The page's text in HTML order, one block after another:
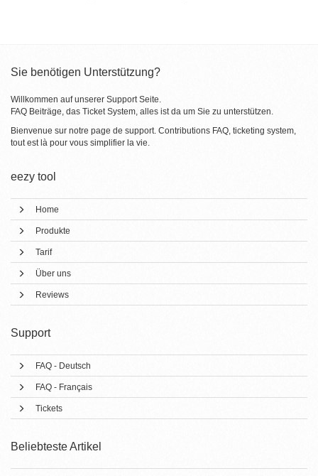
Sie benötigen Unterstützung?
Willkommen auf unserer Support Seite.
FAQ Beiträge, das Ticket System, alles ist da um Sie zu unterstützen.
Bienvenue sur notre page de support. Contributions FAQ, ticketing system,
tout est là pour vous simplifier la vie.
eezy tool
Home
Produkte
Tarif
Über uns
Reviews
Support
FAQ - Deutsch
FAQ - Français
Tickets
Beliebteste Artikel